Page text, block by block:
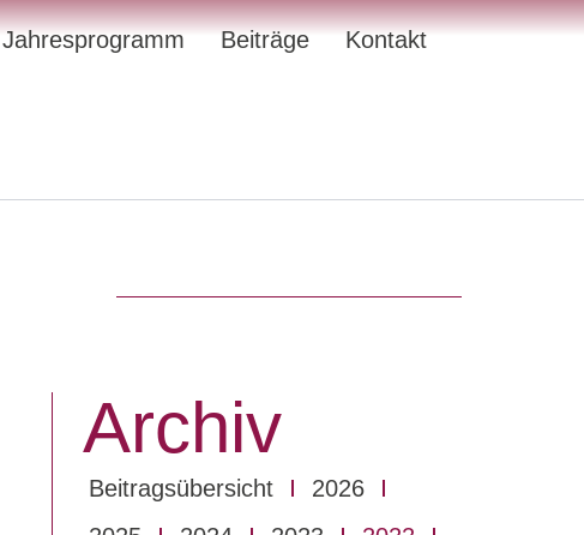
Jahresprogramm Beiträge Kontakt
Archiv
Beitragsübersicht
2026